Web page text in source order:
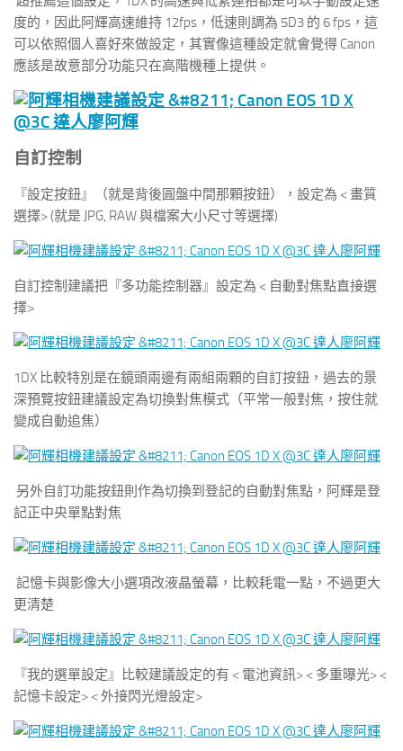
度的，因此阿輝高速維持 12fps，低速則調為 5D3 的 6 fps，這
可以依照個人喜好來做設定，其實像這種設定就會覺得 Canon
應該是故意部分功能只在高階機種上提供。
自訂控制
『設定按鈕』（就是背後圓盤中間那顆按鈕），設定為 < 畫質
選擇> (就是 JPG, RAW 與檔案大小尺寸等選擇)
自訂控制建議把『多功能控制器』設定為 < 自動對焦點直接選
擇>
1DX 比較特別是在鏡頭兩邊有兩組兩顆的自訂按鈕，過去的景
深預覽按鈕建議設定為切換對焦模式（平常一般對焦，按住就
變成自動追焦）
另外自訂功能按鈕則作為切換到登記的自動對焦點，阿輝是登
記正中央單點對焦
記憶卡與影像大小選項改液晶螢幕，比較耗電一點，不過更大
更清楚
『我的選單設定』比較建議設定的有 < 電池資訊> < 多重曝光> <
記憶卡設定> < 外接閃光燈設定>